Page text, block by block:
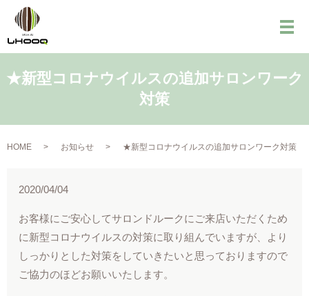
メ
★新型コロナウイルスの追加サロンワーク
対策
HOME お知らせ ★新型コロナウイルスの追加サロンワーク対策
2020/04/04
お客様にご安心してサロンドルークにご来店いただくため
に新型コロナウイルスの対策に取り組んでいますが、より
しっかりとした対策をしていきたいと思っておりますので
ご協力のほどお願いいたします。